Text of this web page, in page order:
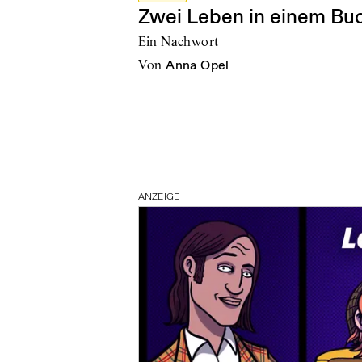
Zwei Leben in einem
Ein Nachwort
von Anna Opel
ANZEIGE